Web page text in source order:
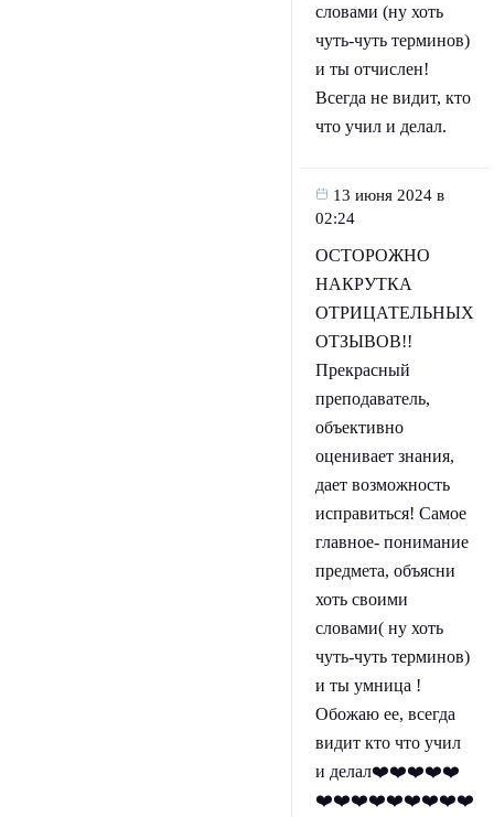
словами (ну хоть
чуть-чуть терминов)
и ты отчислен!
Всегда не видит, кто
что учил и делал.
13 июня 2024 в
02:24
ОСТОРОЖНО
НАКРУТКА
ОТРИЦАТЕЛЬНЫХ
ОТЗЫВОВ!!
Прекрасный
преподаватель,
объективно
оценивает знания,
дает возможность
исправиться! Самое
главное- понимание
предмета, объясни
хоть своими
словами( ну хоть
чуть-чуть терминов)
и ты умница !
Обожаю ее, всегда
видит кто что учил
и делал❤️❤️❤️❤️❤️
❤️❤️❤️❤️❤️❤️❤️❤️❤️